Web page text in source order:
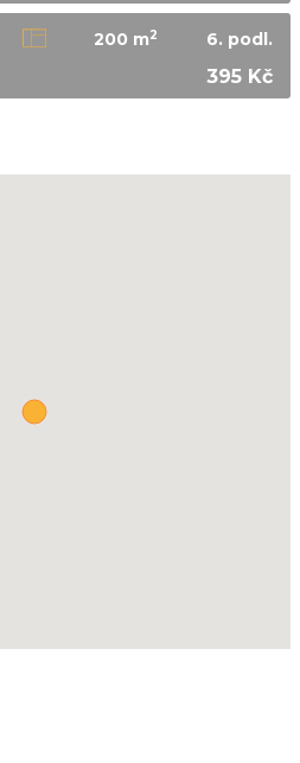
200 m2 6. podl.
395 Kč